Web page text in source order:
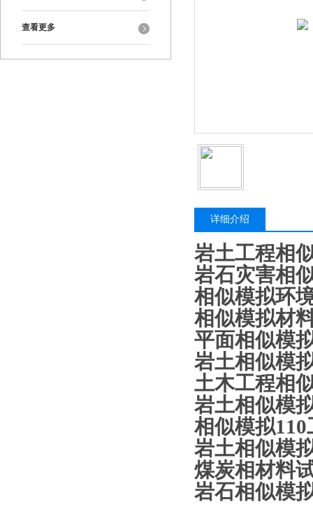
查看更多
详细介绍
岩土工程相
岩石灾害相
相似模拟环
相似模拟材
平面相似模
岩土相似模
土木工程相
岩土相似模
相似模拟1
岩土相似模
煤炭相材料
岩石相似模